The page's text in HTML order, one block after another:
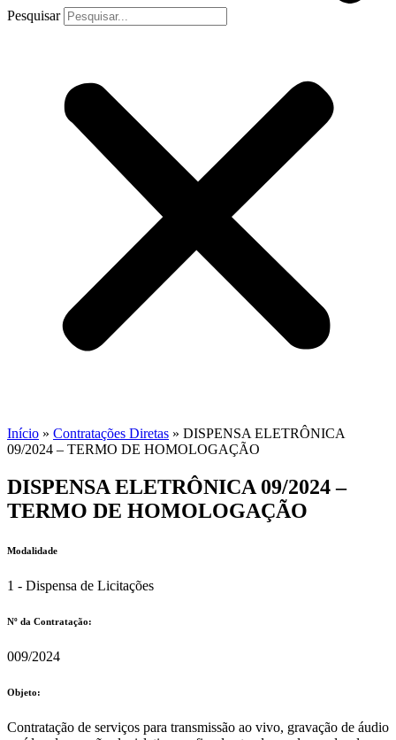
Pesquisar
Início » Contratações Diretas » DISPENSA ELETRÔNICA
09/2024 – TERMO DE HOMOLOGAÇÃO
DISPENSA ELETRÔNICA 09/2024 –
TERMO DE HOMOLOGAÇÃO
Modalidade
1 - Dispensa de Licitações
Nº da Contratação:
009/2024
Objeto:
Contratação de serviços para transmissão ao vivo, gravação de áudio